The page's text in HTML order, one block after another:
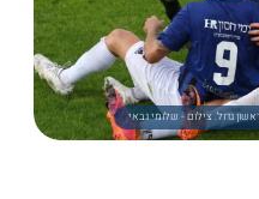
גדול. צילום - שלומי גבאי